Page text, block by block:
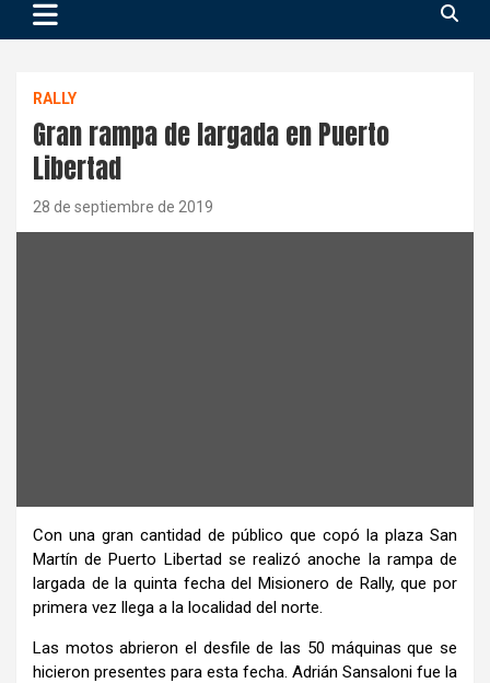
RALLY
Gran rampa de largada en Puerto
Libertad
28 de septiembre de 2019
Con una gran cantidad de público que copó la plaza San
Martín de Puerto Libertad se realizó anoche la rampa de
largada de la quinta fecha del Misionero de Rally, que por
primera vez llega a la localidad del norte.
Las motos abrieron el desfile de las 50 máquinas que se
hicieron presentes para esta fecha. Adrián Sansaloni fue la